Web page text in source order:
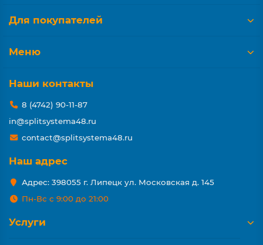
Для покупателей
Меню
Наши контакты
8 (4742) 90-11-87
in@splitsystema48.ru
contact@splitsystema48.ru
Наш адрес
Адрес: 398055 г. Липецк ул. Московская д. 145
Пн-Вс с 9:00 до 21:00
Услуги